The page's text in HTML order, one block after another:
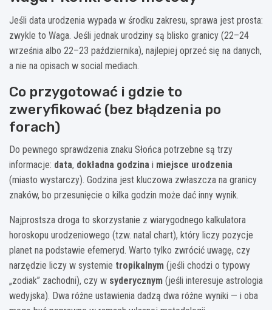
Jeśli data urodzenia wypada w środku zakresu, sprawa jest prosta:
zwykle to Waga. Jeśli jednak urodziny są blisko granicy (22–24
września albo 22–23 października), najlepiej oprzeć się na danych,
a nie na opisach w social mediach.
Co przygotować i gdzie to
zweryfikować (bez błądzenia po
forach)
Do pewnego sprawdzenia znaku Słońca potrzebne są trzy
informacje: data, dokładna godzina i miejsce urodzenia
(miasto wystarczy). Godzina jest kluczowa zwłaszcza na granicy
znaków, bo przesunięcie o kilka godzin może dać inny wynik.
Najprostsza droga to skorzystanie z wiarygodnego kalkulatora
horoskopu urodzeniowego (tzw. natal chart), który liczy pozycje
planet na podstawie efemeryd. Warto tylko zwrócić uwagę, czy
narzędzie liczy w systemie tropikalnym (jeśli chodzi o typowy
„zodiak” zachodni), czy w syderycznym (jeśli interesuje astrologia
wedyjska). Dwa różne ustawienia dadzą dwa różne wyniki — i oba